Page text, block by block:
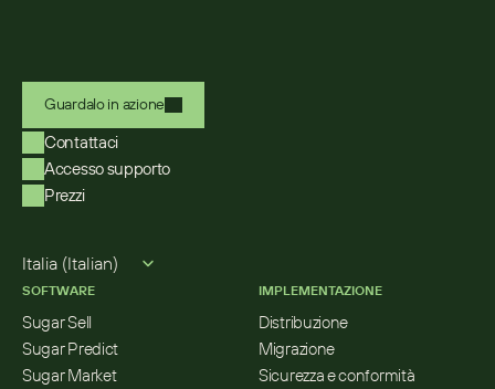
Guardalo in azione
Contattaci
Accesso supporto
Prezzi
Italia (Italian)
SOFTWARE
Sugar Sell
Sugar Predict
Sugar Market
IMPLEMENTAZIONE
Distribuzione
Migrazione
Sicurezza e conformità